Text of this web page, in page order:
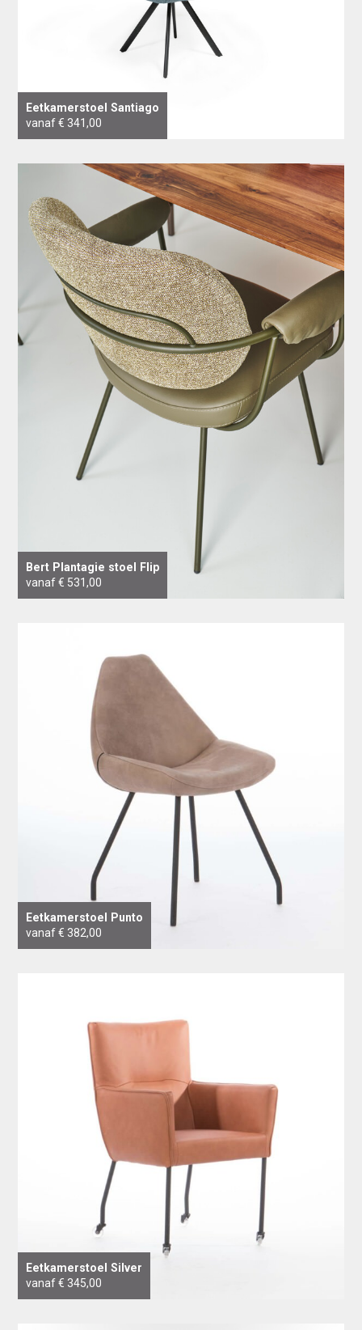
Eetkamerstoel Santiago
vanaf € 341,00
Bert Plantagie stoel Flip
vanaf € 531,00
Eetkamerstoel Punto
vanaf € 382,00
Eetkamerstoel Silver
vanaf € 345,00